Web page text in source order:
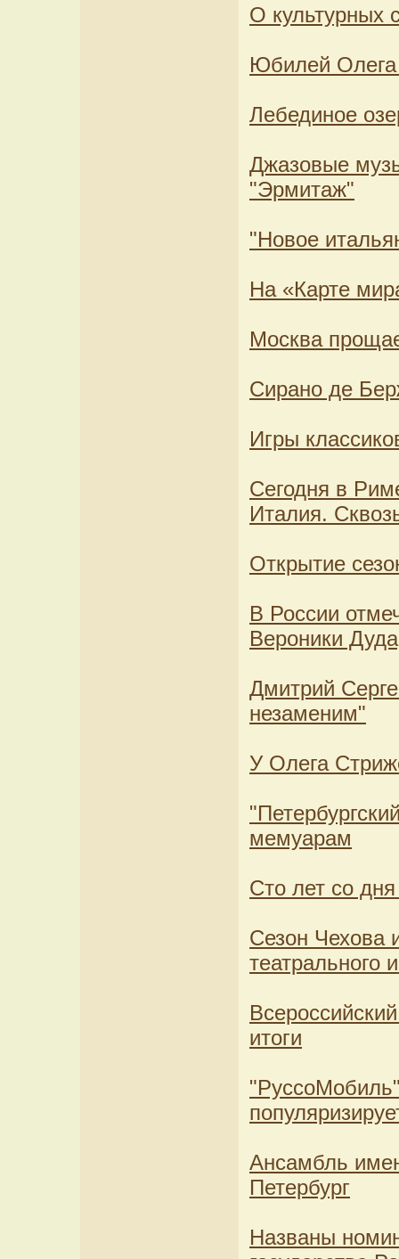
О культурных
Юбилей
Лебединое
Джазовые
"Эрмитаж"
"Новое
На «Карте
Москва
Сирано де
Игры
Сегодня в
Италия.
Открытие
В России
Вероники
Дмитрий
незаменим"
У Олега
мемуарам
Сто лет со
Сезон Чехова
театрального
итоги
Ансамбль
Петербург
Названы